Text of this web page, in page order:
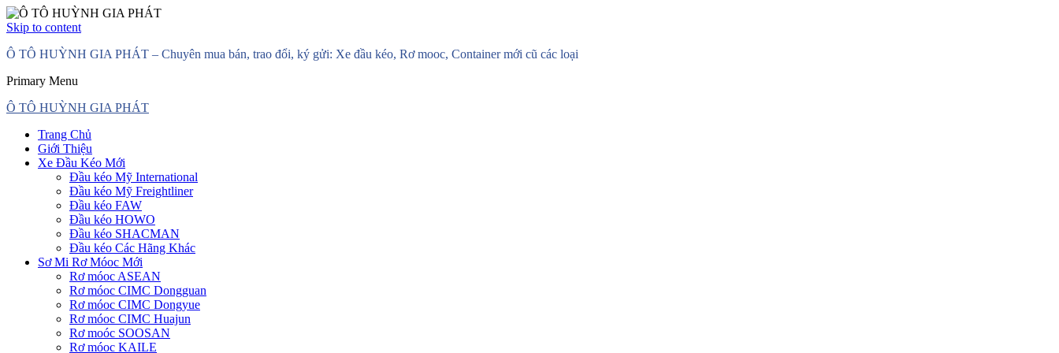
Skip to content
Ô TÔ HUỲNH GIA PHÁT – Chuyên mua bán, trao đổi, ký gửi: Xe đầu kéo, Rơ mooc, Container mới cũ các loại
Primary Menu
Ô TÔ HUỲNH GIA PHÁT
Trang Chủ
Giới Thiệu
Xe Đầu Kéo Mới
Đầu kéo Mỹ International
Đầu kéo Mỹ Freightliner
Đầu kéo FAW
Đầu kéo HOWO
Đầu kéo SHACMAN
Đầu kéo Các Hãng Khác
Sơ Mi Rơ Móoc Mới
Rơ móoc ASEAN
Rơ móoc CIMC Dongguan
Rơ móoc CIMC Dongyue
Rơ móoc CIMC Huajun
Rơ moóc SOOSAN
Rơ móoc KAILE